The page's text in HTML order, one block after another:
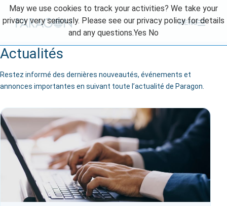
Skip
to
content
MENU
Actualités
Restez informé des dernières nouveautés, événements et
annonces importantes en suivant toute l’actualité de Paragon.
May we use cookies to track your activities? We take your
privacy very seriously. Please see our privacy policy for details
and any questions.Yes No